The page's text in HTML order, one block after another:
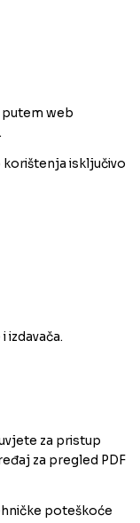
putem web
isključivo
izdavača.
za pristup
za pregled PDF
poteškoće